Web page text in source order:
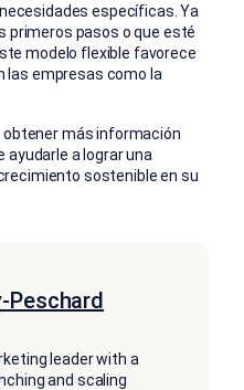
específicas. Ya
primeros pasos o que esté
modelo flexible favorece
las empresas como la
más información
a lograr una
sostenible en su
Peschard
leader with a
and scaling